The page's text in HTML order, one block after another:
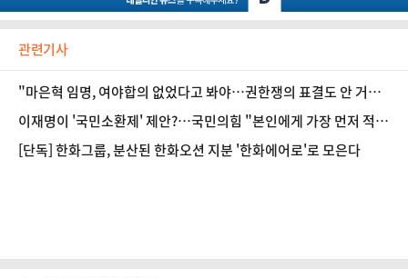
관련기사
"마은혁 임명, 여야합의 없었다고 봐야…권한쟁의 표결도 안 거쳐
흠결 명백" [법조계에 물어보니 620]
이재명이 '국민소환제' 제안?…국민의힘 "본인에게 가장 먼저 적용
돼야"
[단독] 한화그룹, 분산된 한화오션 지분 '한화에어로'로 모은다